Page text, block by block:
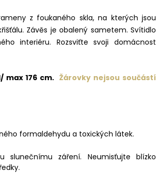
z foukaného skla, na kterých jsou
Závěs je obalený sametem. Svítidlo
interiéru. Rozsviťte svoji domácnost
max 176 cm. Žárovky nejsou součástí
formaldehydu a toxických látek.
slunečnímu záření. Neumisťujte blízko